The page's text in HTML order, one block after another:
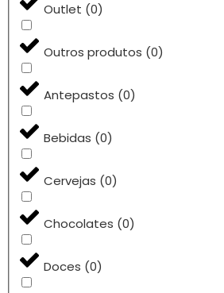
Outlet (0)
Outros produtos (0)
Antepastos (0)
Bebidas (0)
Cervejas (0)
Chocolates (0)
Doces (0)